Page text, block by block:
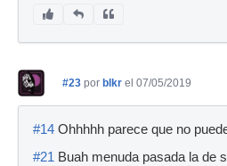
#23 por blkr el 07/05/2019
#14 Ohhhhh parece que no
#21 Buah menuda pasada la de